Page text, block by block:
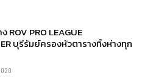
ROV PRO LEAGUE
บุรีรัมย์ครองหัวตารางทิ้งห่างทุก